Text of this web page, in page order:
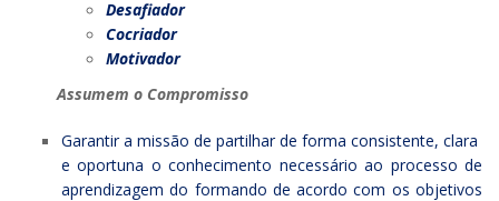
Desafiador
Cocriador
Motivador
Assumem o Compromisso
Garantir a missão de partilhar de forma consistente, clara
e oportuna o conhecimento necessário ao processo de
aprendizagem do formando de acordo com os objetivos